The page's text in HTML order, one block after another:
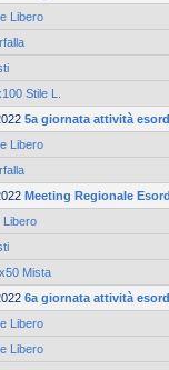
Libero
Stile L.
5a giornata attività
Libero
Meeting Regionale
Libero
Mista
6a giornata attività
Libero
Libero